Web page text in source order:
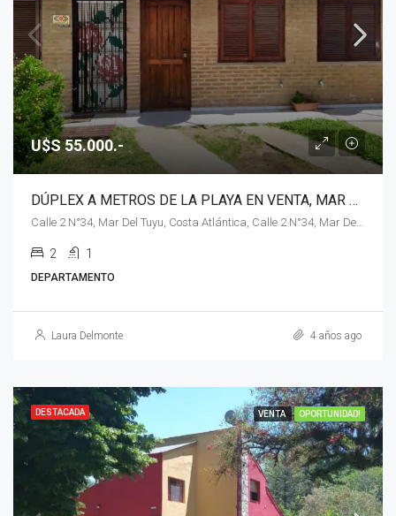
U$S 55.000.-
DÚPLEX A METROS DE LA PLAYA EN VENTA, MAR DEL TUYÚ
2 1
DEPARTAMENTO
Laura Delmonte 4 años ago
DESTACADA VENTA OPORTUNIDAD!